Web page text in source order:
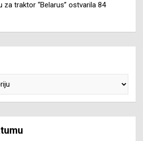
za traktor “Belarus” ostvarila 84